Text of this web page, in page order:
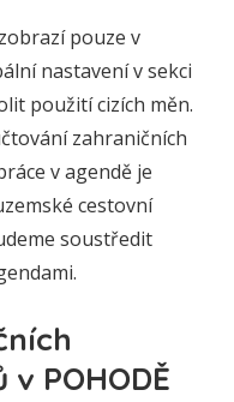
pouze v
nastavení v sekci
použití cizích měn.
zahraničních
v agendě je
cestovní
soustředit
POHODĚ